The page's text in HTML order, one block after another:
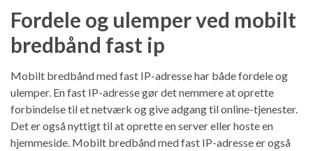
Fordele og ulemper ved mobilt
bredbånd fast ip
Mobilt bredbånd med fast IP-adresse har både fordele og
ulemper. En fast IP-adresse gør det nemmere at oprette
forbindelse til et netværk og give adgang til online-tjenester.
Det er også nyttigt til at oprette en server eller hoste en
hjemmeside. Mobilt bredbånd med fast IP-adresse er også